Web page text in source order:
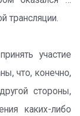
трансляции.
участие
что, конечно,
стороны,
каких-либо